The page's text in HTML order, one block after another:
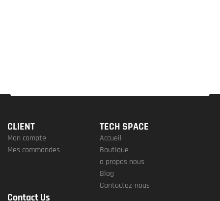
CLIENT
Mon compte
Mes commandes
TECH SPACE
Accueil
Boutique
a propos nous
Blog
Contactez-nous
Contact Us